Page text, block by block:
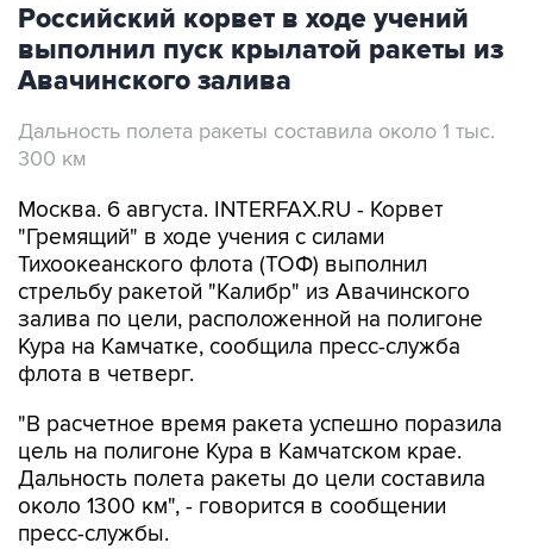
Российский корвет в ходе учений
выполнил пуск крылатой ракеты из
Авачинского залива
Дальность полета ракеты составила около 1 тыс.
300 км
Москва. 6 августа. INTERFAX.RU - Корвет
"Гремящий" в ходе учения с силами
Тихоокеанского флота (ТОФ) выполнил
стрельбу ракетой "Калибр" из Авачинского
залива по цели, расположенной на полигоне
Кура на Камчатке, сообщила пресс-служба
флота в четверг.
"В расчетное время ракета успешно поразила
цель на полигоне Кура в Камчатском крае.
Дальность полета ракеты до цели составила
около 1300 км", - говорится в сообщении
пресс-службы.